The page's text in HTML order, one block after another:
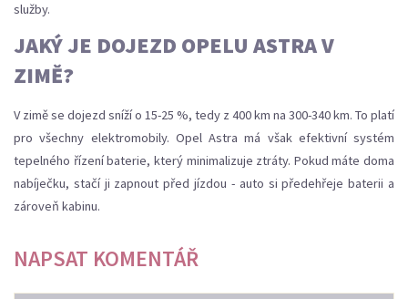
služby.
JAKÝ JE DOJEZD OPELU ASTRA V
ZIMĚ?
V zimě se dojezd sníží o 15-25 %, tedy z 400 km na 300-340 km. To platí
pro všechny elektromobily. Opel Astra má však efektivní systém
tepelného řízení baterie, který minimalizuje ztráty. Pokud máte doma
nabíječku, stačí ji zapnout před jízdou - auto si předehřeje baterii a
zároveň kabinu.
NAPSAT KOMENTÁŘ